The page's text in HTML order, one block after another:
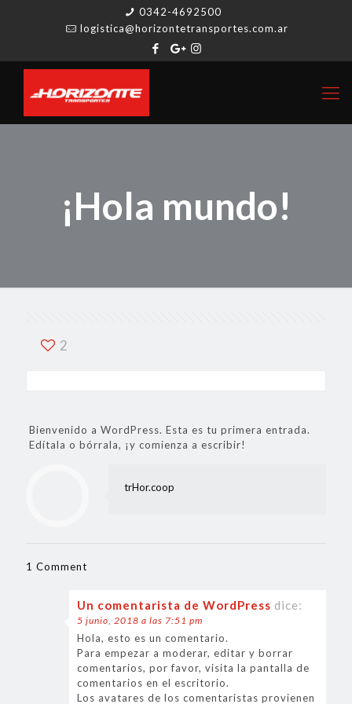
0342-4692500
logistica@horizontetransportes.com.ar
¡Hola mundo!
2
Bienvenido a WordPress. Esta es tu primera entrada.
Edítala o bórrala, ¡y comienza a escribir!
trHor.coop
1 Comment
Un comentarista de WordPress dice:
5 junio, 2018 a las 7:51 pm
Hola, esto es un comentario.
Para empezar a moderar, editar y borrar
comentarios, por favor, visita la pantalla de
comentarios en el escritorio.
Los avatares de los comentaristas provienen